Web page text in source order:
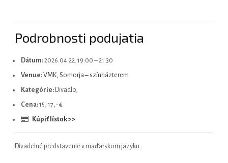
Podrobnosti podujatia
Dátum:2026.04.22. 19:00–21:30
Venue:VMK, Somorja – színházterem
Kategórie: Divadlo,
Cena:15, 17,- €
Kúpiť lístok >>
Divadelné predstavenie v maďarskom jazyku.